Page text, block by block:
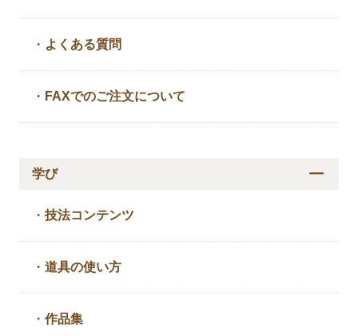
・ よくある質問
・ FAXでのご注文について
学び
・技法コンテンツ
・道具の使い方
・作品集